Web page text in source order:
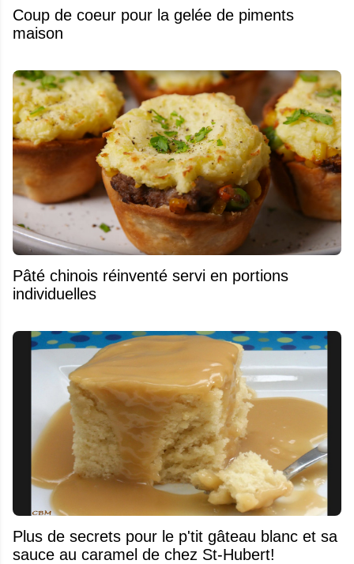
Coup de coeur pour la gelée de piments
maison
Pâté chinois réinventé servi en portions
individuelles
Plus de secrets pour le p'tit gâteau blanc et sa
sauce au caramel de chez St-Hubert!